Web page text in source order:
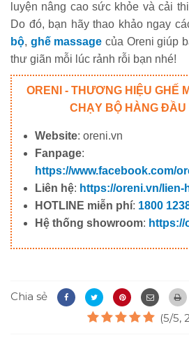
luyện nâng cao sức khỏe và cải
Do đó, bạn hãy thao khảo ngay
bộ, ghế massage của Oreni giúp
thư giãn mỗi lúc rảnh rỗi bạn nhé!
ORENI - THƯƠNG HIỆU GHẾ
CHẠY BỘ HÀNG ĐẦU
Website: oreni.vn
Fanpage:
https://www.facebook.com/
Liên hệ: https://oreni.vn/lien-
HOTLINE miễn phí: 1800
Hệ thống showroom: https://
Chia sẻ
(5/5,